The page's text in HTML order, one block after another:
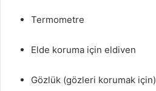
Termometre
Elde koruma için eldiven
Gözlük (gözleri korumak için)